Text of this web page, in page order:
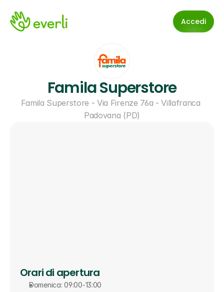
Accedi
Famila Superstore
Famila Superstore - Via Firenze 76a - Villafranca
Padovana (PD)
Orari di apertura
Domenica: 09:00-13:00